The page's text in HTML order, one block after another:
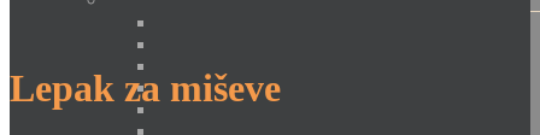
Lepak za miševe